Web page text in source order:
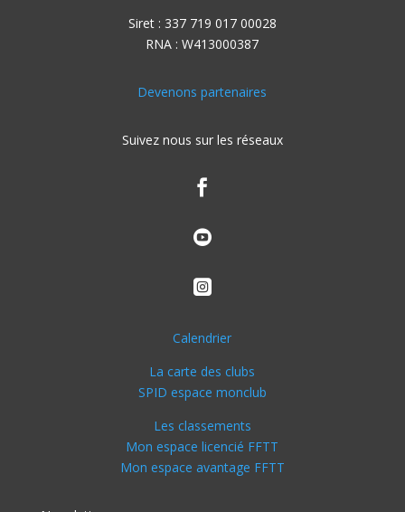
Siret : 337 719 017 00028
RNA : W413000387
Devenons partenaires
Suivez nous sur les réseaux



Calendrier
La carte des clubs
SPID espace monclub
Les classements
Mon espace licencié FFTT
Mon espace avantage FFTT